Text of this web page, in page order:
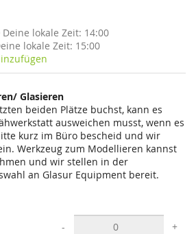
Deine lokale Zeit: 14:00
lokale Zeit: 15:00
Glasieren
beiden Plätze buchst, kann es
ausweichen musst, wenn es
kurz im Büro bescheid und wir
Werkzeug zum Modellieren kannst
und wir stellen in der
an Glasur Equipment bereit.
- +